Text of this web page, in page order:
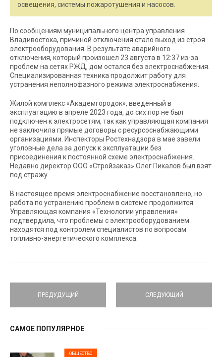
освещения, системы пожаротушения и насосов.
По сообщениям муниципального центра управления
Владивостока, причиной отключения стало выход из строя
электрооборудования. В результате аварийного
отключения, который произошел 23 августа в 12:37 из-за
проблем на сетях РЖД, дом остался без электроснабжения.
Специализированная техника продолжит работу для
устранения неполнофазного режима электроснабжения.
Жилой комплекс «Академгородок», введенный в
эксплуатацию в апреле 2023 года, до сих пор не был
подключен к электросетям, так как управляющая компания
не заключила прямые договоры с ресурсоснабжающими
организациями. Инспекторы Ростехнадзора в мае завели
уголовные дела за допуск к эксплуатации без
присоединения к постоянной схеме электроснабжения.
Недавно директор ООО «Стройзаказ» Олег Пикалов был взят
под стражу.
В настоящее время электроснабжение восстановлено, но
работа по устранению проблем в системе продолжится.
Управляющая компания «Технологии управления»
подтвердила, что проблемы с электрооборудованием
находятся под контролем специалистов по вопросам
топливно-энергетического комплекса.
ПРЕДУДУЩИЙ СЛЕДУЮЩИЙ
САМОЕ ПОПУЛЯРНОЕ
ОБЩЕСТВО